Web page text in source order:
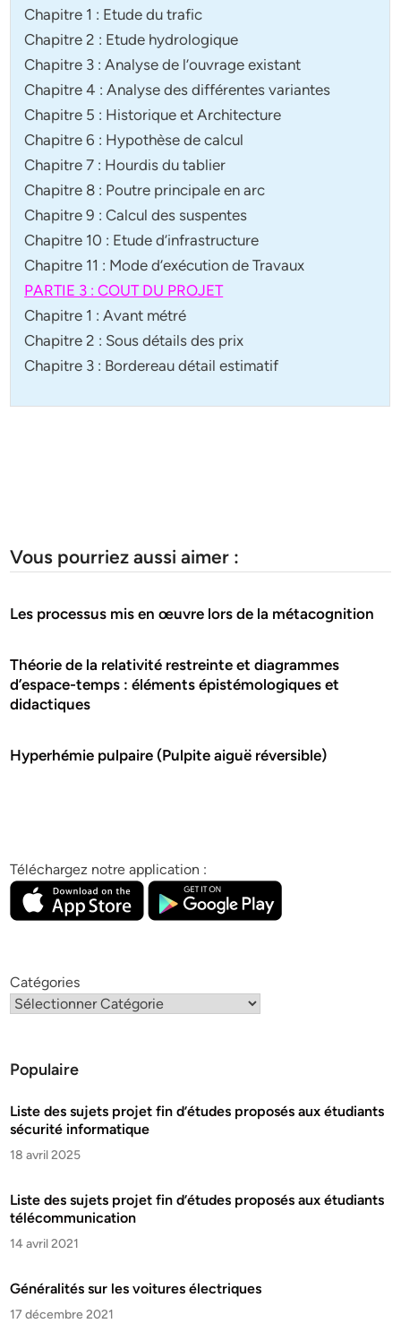
Chapitre 1 : Etude du trafic
Chapitre 2 : Etude hydrologique
Chapitre 3 : Analyse de l’ouvrage existant
Chapitre 4 : Analyse des différentes variantes
Chapitre 5 : Historique et Architecture
Chapitre 6 : Hypothèse de calcul
Chapitre 7 : Hourdis du tablier
Chapitre 8 : Poutre principale en arc
Chapitre 9 : Calcul des suspentes
Chapitre 10 : Etude d’infrastructure
Chapitre 11 : Mode d’exécution de Travaux
PARTIE 3 : COUT DU PROJET
Chapitre 1 : Avant métré
Chapitre 2 : Sous détails des prix
Chapitre 3 : Bordereau détail estimatif
Vous pourriez aussi aimer :
Les processus mis en œuvre lors de la métacognition
Théorie de la relativité restreinte et diagrammes
d’espace-temps : éléments épistémologiques et
didactiques
Hyperhémie pulpaire (Pulpite aiguë réversible)
Téléchargez notre application :
Catégories
Populaire
Liste des sujets projet fin d’études proposés aux étudiants
sécurité informatique
18 avril 2025
Liste des sujets projet fin d’études proposés aux étudiants
télécommunication
14 avril 2021
Généralités sur les voitures électriques
17 décembre 2021